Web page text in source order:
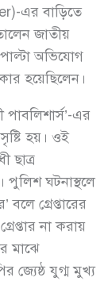
এর বাড়িতে
জাতীয়
পাল্টা অভিযোগ
হয়েছিলেন।
পাবলিশার্স’-এর
হয়। ওই
ছাত্র
ঘটনাস্থলে
গ্রেপ্তারের
না করায়
মাঝে
জ্যেষ্ঠ যুগ্ম মুখ্য